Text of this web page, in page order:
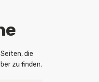
die
zu finden.